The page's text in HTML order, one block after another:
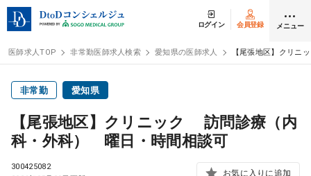
ログイン 会員登録 メニュー
医師求人
医師求人TOP 非常勤医師求人検索 愛知県の医師求人 【尾張地区】クリ
非常勤 愛知県
【尾張地区】クリニック 訪問診療（内
科・外科） 曜日・時間相談可
300425082
お気に入りに追加